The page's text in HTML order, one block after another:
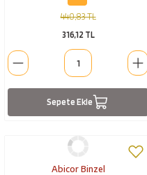
440,83 TL
316,12 TL
Sepete Ekle
Abicor Binzel